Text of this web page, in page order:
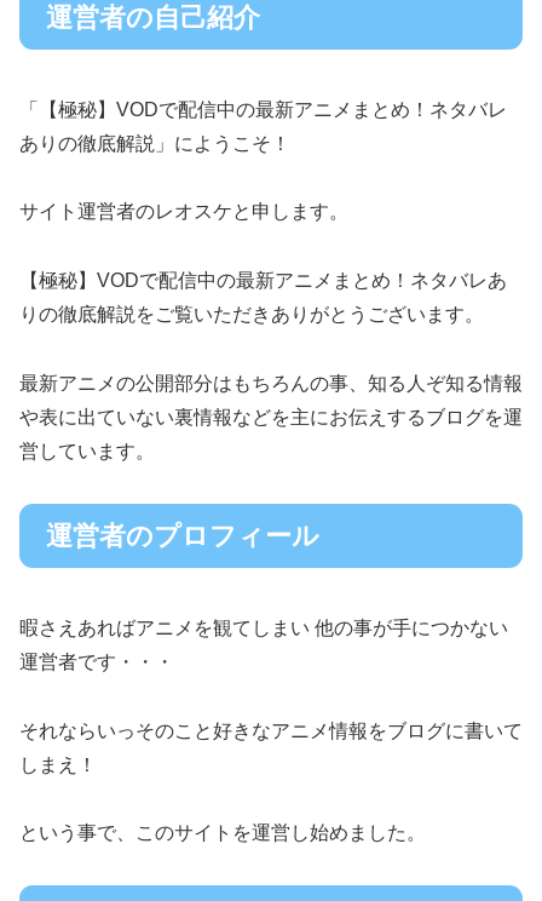
運営者の自己紹介
「【極秘】VODで配信中の最新アニメまとめ！ネタバレ
ありの徹底解説」にようこそ！
サイト運営者のレオスケと申します。
【極秘】VODで配信中の最新アニメまとめ！ネタバレあ
りの徹底解説をご覧いただきありがとうございます。
最新アニメの公開部分はもちろんの事、知る人ぞ知る情報
や表に出ていない裏情報などを主にお伝えするブログを運
営しています。
運営者のプロフィール
暇さえあればアニメを観てしまい 他の事が手につかない
運営者です・・・
それならいっそのこと好きなアニメ情報をブログに書いて
しまえ！
という事で、このサイトを運営し始めました。